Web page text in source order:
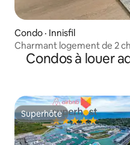
Condo · Innisfil
Charmant logement de 2
Friday Harbour Resort
Condos à louer
Superhôte
Superhôte